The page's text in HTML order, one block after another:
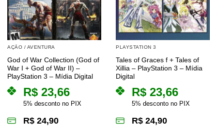
AÇÃO / AVENTURA
God of War Collection (God of
War I + God of War II) –
PlayStation 3 – Mídia Digital
R$ 23,66
5% desconto no PIX
R$ 24,90
PLAYSTATION 3
Tales of Graces f + Tales of
Xillia – PlayStation 3 – Mídia
Digital
R$ 23,66
5% desconto no PIX
R$ 24,90